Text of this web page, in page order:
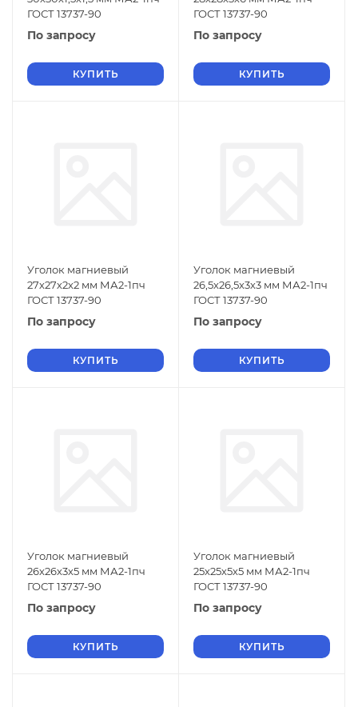
ГОСТ 13737-90
По запросу
КУПИТЬ
ГОСТ 13737-90
По запросу
КУПИТЬ
Уголок магниевый
27х27х2х2 мм МА2-1пч
ГОСТ 13737-90
По запросу
КУПИТЬ
Уголок магниевый
26,5х26,5х3х3 мм МА2-1пч
ГОСТ 13737-90
По запросу
КУПИТЬ
Уголок магниевый
26х26х3х5 мм МА2-1пч
ГОСТ 13737-90
По запросу
КУПИТЬ
Уголок магниевый
25х25х5х5 мм МА2-1пч
ГОСТ 13737-90
По запросу
КУПИТЬ